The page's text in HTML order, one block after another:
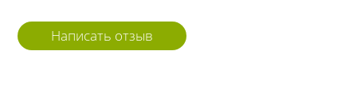
Написать отзыв